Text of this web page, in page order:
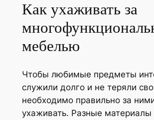
Как ухаживать за
мебелью
Чтобы любимые предметы
служили долго и не теряли
необходимо правильно за
ухаживать. Разные материалы